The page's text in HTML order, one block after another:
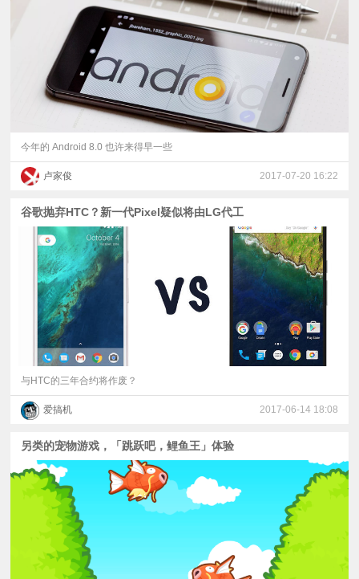
今年的 Android 8.0 也许来得早一些
卢家俊 2017-07-20 16:22
谷歌抛弃HTC？新一代Pixel疑似将由LG代工
与HTC的三年合约将作废？
爱搞机 2017-06-14 18:08
另类的宠物游戏，「跳跃吧，鲤鱼王」体验